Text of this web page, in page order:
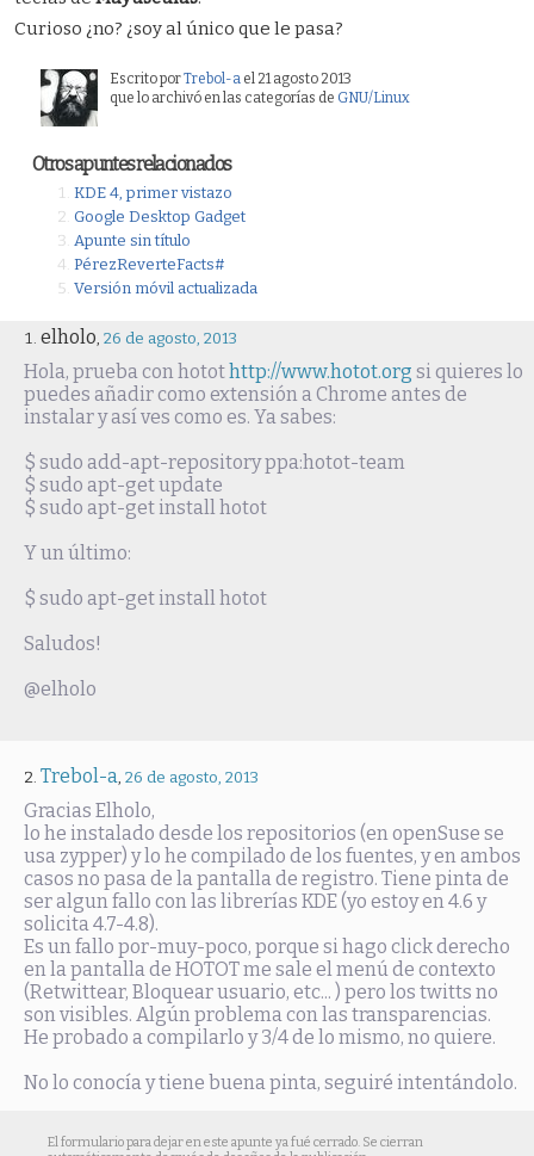
Curioso ¿no? ¿soy al único que le pasa?
Escrito porTrebol-a el 21 agosto 2013
que lo archivó en las categorías de GNU/Linux
Otros apuntes relacionados
KDE 4, primer vistazo
Google Desktop Gadget
Apunte sin título
PérezReverteFacts#
Versión móvil actualizada
elholo 26 de agosto, 2013
Hola, prueba con hotothttp://www.hotot.org si quieres lo
puedes añadir como extensión a Chrome antes de
instalar y así ves como es. Ya sabes:
$ sudo add-apt-repository ppa:hotot-team
$ sudo apt-get update
$ sudo apt-get install hotot
Y un último:
$ sudo apt-get install hotot
Saludos!
@elholo
Trebol-a 26 de agosto, 2013
Gracias Elholo,
lo he instalado desde los repositorios (en openSuse se
usa zypper) y lo he compilado de los fuentes, y en ambos
casos no pasa de la pantalla de registro. Tiene pinta de
ser algun fallo con las librerías KDE (yo estoy en 4.6 y
solicita 4.7-4.8).
Es un fallo por-muy-poco, porque si hago click derecho
en la pantalla de HOTOT me sale el menú de contexto
(Retwittear, Bloquear usuario, etc... ) pero los twitts no
son visibles. Algún problema con las transparencias.
He probado a compilarlo y 3/4 de lo mismo, no quiere.
No lo conocía y tiene buena pinta, seguiré intentándolo.
El formulario para dejar en este apunte ya fué cerrado. Se cierran